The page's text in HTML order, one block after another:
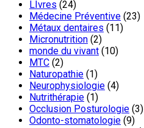
LIvres (24)
Médecine Préventive (23)
Métaux dentaires (11)
Micronutrition (2)
monde du vivant (10)
MTC (2)
Naturopathie (1)
Neurophysiologie (4)
Nutrithérapie (1)
Occlusion Posturologie (3)
Odonto-stomatologie (9)